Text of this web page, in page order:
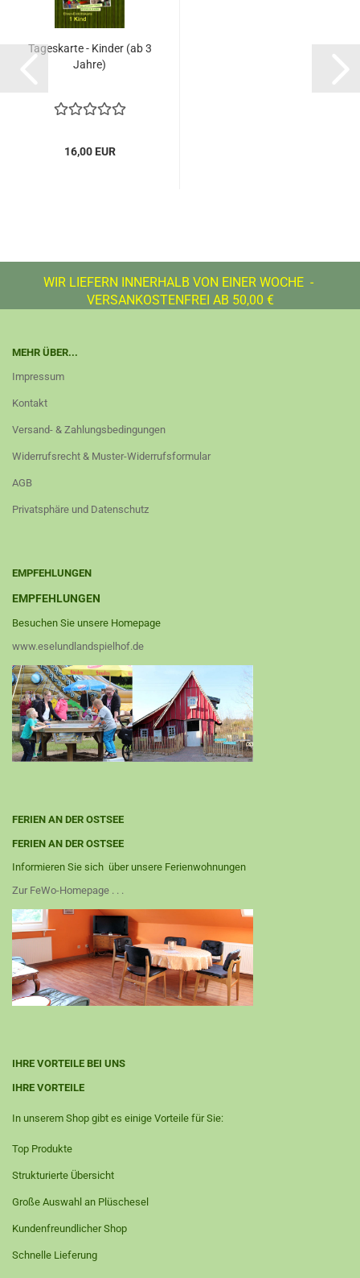
Tageskarte - Kinder (ab 3
Jahre)
16,00 EUR
WIR LIEFERN INNERHALB VON EINER WOCHE -
VERSANKOSTENFREI AB 50,00 €
MEHR ÜBER...
Impressum
Kontakt
Versand- & Zahlungsbedingungen
Widerrufsrecht & Muster-Widerrufsformular
AGB
Privatsphäre und Datenschutz
EMPFEHLUNGEN
EMPFEHLUNGEN
Besuchen Sie unsere Homepage
www.eselundlandspielhof.de
FERIEN AN DER OSTSEE
FERIEN AN DER OSTSEE
Informieren Sie sich über unsere Ferienwohnungen
Zur FeWo-Homepage . . .
IHRE VORTEILE BEI UNS
IHRE VORTEILE
In unserem Shop gibt es einige Vorteile für Sie:
Top Produkte
Strukturierte Übersicht
Große Auswahl an Plüschesel
​Kundenfreundlicher Shop
Schnelle Lieferung